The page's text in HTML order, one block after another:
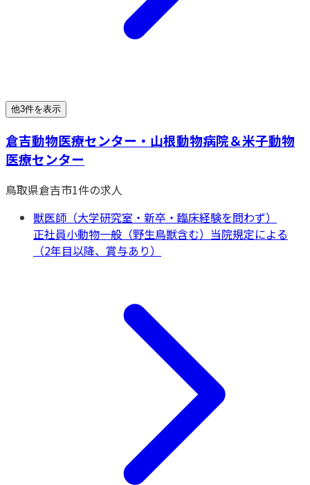
他3件を表示
倉吉動物医療センター・山根動物病院＆米子動物
医療センター
鳥取県倉吉市1件の求人
獣医師（大学研究室・新卒・臨床経験を問わず）
正社員小動物一般（野生鳥獣含む） 当院規定による
（2年目以降、賞与あり）